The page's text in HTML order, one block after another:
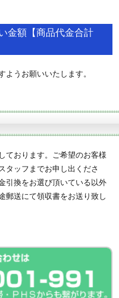
金額【商品代金合計
うお願いいたします。
ております。ご希望のお客様
タッフまでお申し出くださ
引換をお選び頂いている以外
郵送にて領収書をお送り致し